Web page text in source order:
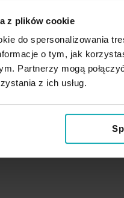
z plików cookie
do spersonalizowania
o tym, jak
Partnerzy mogą
z ich usług.